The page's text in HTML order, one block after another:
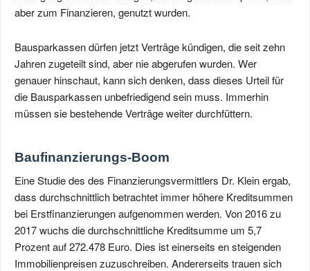
aber zum Finanzieren, genutzt wurden.
Bausparkassen dürfen jetzt Verträge kündigen, die seit zehn
Jahren zugeteilt sind, aber nie abgerufen wurden. Wer
genauer hinschaut, kann sich denken, dass dieses Urteil für
die Bausparkassen unbefriedigend sein muss. Immerhin
müssen sie bestehende Verträge weiter durchfüttern.
Baufinanzierungs-Boom
Eine Studie des des Finanzierungsvermittlers Dr. Klein ergab,
dass durchschnittlich betrachtet immer höhere Kreditsummen
bei Erstfinanzierungen aufgenommen werden. Von 2016 zu
2017 wuchs die durchschnittliche Kreditsumme um 5,7
Prozent auf 272.478 Euro. Dies ist einerseits en steigenden
Immobilienpreisen zuzuschreiben. Andererseits trauen sich